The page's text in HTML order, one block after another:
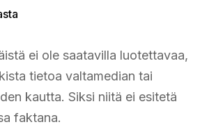
ei ole saatavilla luotettavaa,
tietoa valtamedian tai
kautta. Siksi niitä ei esitetä
faktana.